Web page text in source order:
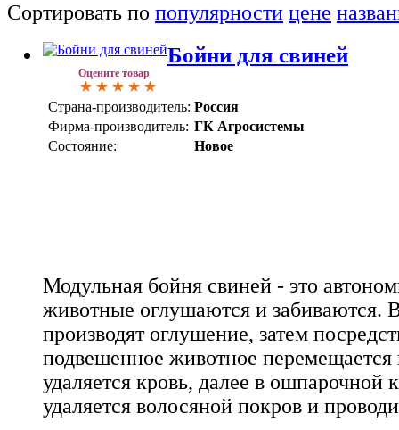
Сортировать по популярности цене
Оцените товар
Бойни для свиней
Страна-производитель: Россия
Фирма-производитель: ГК Агросистемы
Состояние:
Новое
Модульная бойня свиней - это
животные оглушаются и забиваются.
производят оглушение, затем
подвешенное животное перемещается
удаляется кровь, далее в ошпарочной
удаляется волосяной покров и